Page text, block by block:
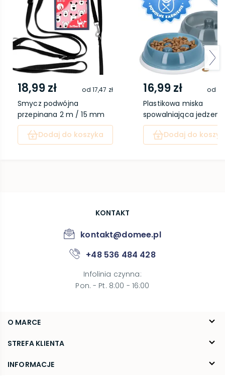
18,99 zł od 17,47 zł
Smycz podwójna
przepinana 2 m / 15 mm
cz...
Dodaj do koszyka
16,99 zł od
Plastikowa miska
spowalniająca
Dodaj do
O MARCE
O nas
Blog
STREFA KLIENTA
FAQ
INFORMACJE
KONTAKT
kontakt@domee.pl
+48 536 484 428
Infolinia czynna:
Pon. - Pt. 8:00 - 16:00